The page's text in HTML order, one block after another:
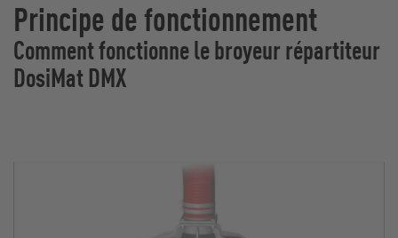
Principe de fonctionnement
Comment fonctionne le broyeur répartiteur
DosiMat DMX